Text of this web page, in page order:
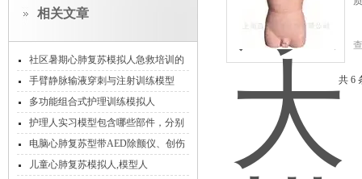
相关文章
社区暑期心肺复苏模拟人急救培训的
意义
手臂静脉输液穿刺与注射训练模型
多功能组合式护理训练模拟人
护理人实习模型包含哪些部件，分别
起到什么作用呢
电脑心肺复苏型带AED除颤仪、创伤
模拟人
儿童心肺复苏模拟人,模型人
共 6